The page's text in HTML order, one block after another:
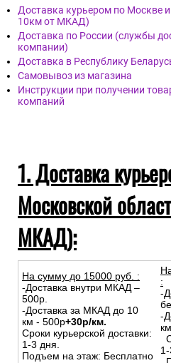
Доставка курьером по Москве
10км от МКАД)
Доставка по России (службы
компании)
Доставка в Республику
Самовывоз из магазина
Инструкции при получении
компаний
1. Доставка
Московской
МКАД):
На сумму до 15000 руб. :
-Доставка внутри МКАД –
500р.
-Доставка за МКАД до 10
км - 500р+30р/км.
Сроки курьерской доставки:
1-3 дня.
Подъем на этаж: Бесплатно
:
-
-